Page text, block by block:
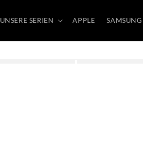
UNSERE SERIEN APPLE SAMSUNG